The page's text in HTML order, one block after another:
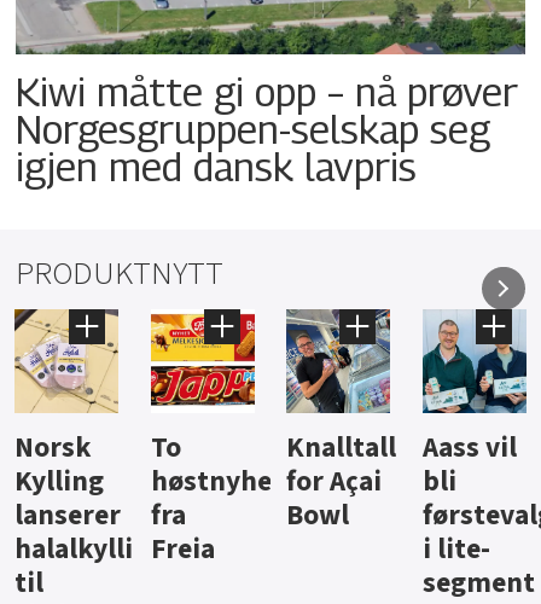
Kiwi måtte gi opp – nå prøver
Norgesgruppen-selskap seg
igjen med dansk lavpris
PRODUKTNYTT
Knalltall
for Açai
Bowl
Aass vil
bli
førstevalg
i lite-
Brus og
jus fra
Berentsen
Hard
iste fra
Hansa